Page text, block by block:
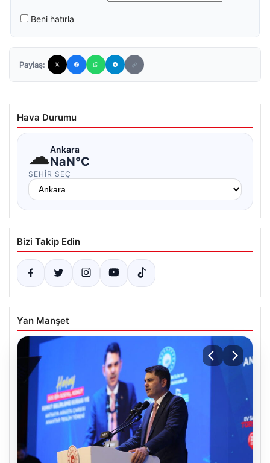
Beni hatırla
Paylaş:
Hava Durumu
☁Ankara
NaN°C
ŞEHIR SEÇ
Bizi Takip Edin
Yan Manşet